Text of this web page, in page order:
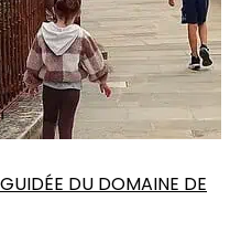
DU DOMAINE DE